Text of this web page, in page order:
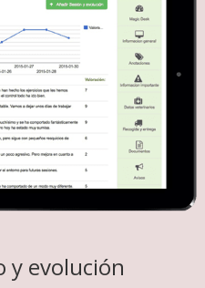
y evolución